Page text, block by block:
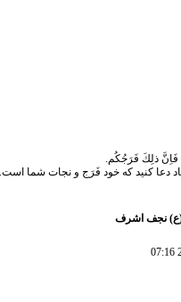
فَاِنَّ ذلِكَ فَرَجُكُم.
دعا کنید که خود فَرَج و نجات شما
(ع) نجف اشرف